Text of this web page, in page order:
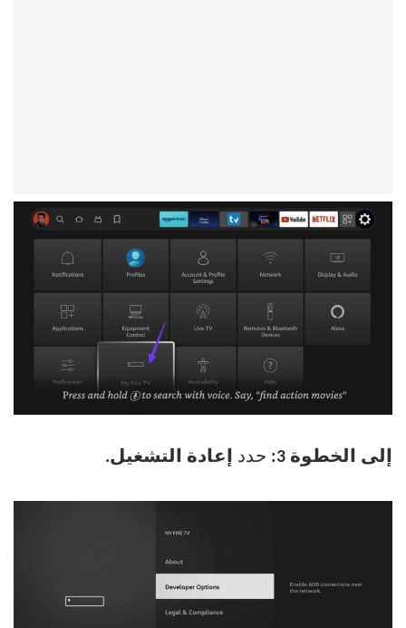
إلى الخطوة 3: حدد إعادة التشغيل.